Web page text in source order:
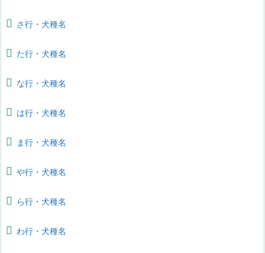
さ行・犬種名
た行・犬種名
な行・犬種名
は行・犬種名
ま行・犬種名
や行・犬種名
ら行・犬種名
わ行・犬種名